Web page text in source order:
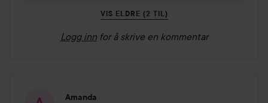
VIS ELDRE (2 TIL)
Logg inn for å skrive en kommentar
Amanda